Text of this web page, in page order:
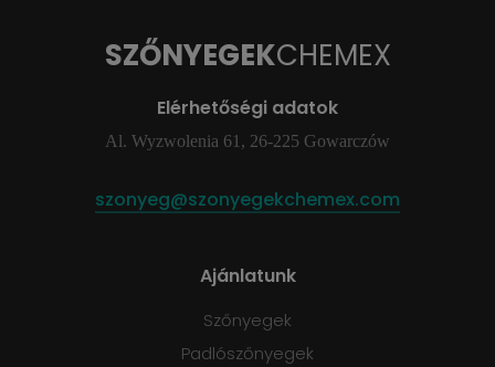
SZŐNYEGEKCHEMEX
Elérhetőségi adatok
Al. Wyzwolenia 61, 26-225 Gowarczów
szonyeg@szonyegekchemex.com
Ajánlatunk
Szőnyegek
Padlószőnyegek